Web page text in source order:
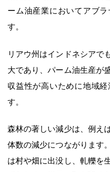
ーム油産業においてアブ
す。
リアウ州はインドネシアで
大であり、パーム油生産が
収益性が高いために地域
す。
森林の著しい減少は、例え
体数の減少につながります
は村や畑に出没し、軋轢を